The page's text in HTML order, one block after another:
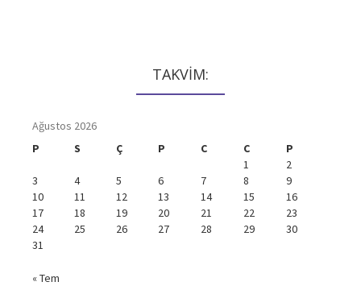
TAKVİM:
Ağustos 2026
P
S Ç P C C
P
1
2
3
4 5 6 7 8
9
10
11 12 13 14 15
16
17
18 19 20 21 22
23
24
25 26 27 28 29
30
31
« Tem